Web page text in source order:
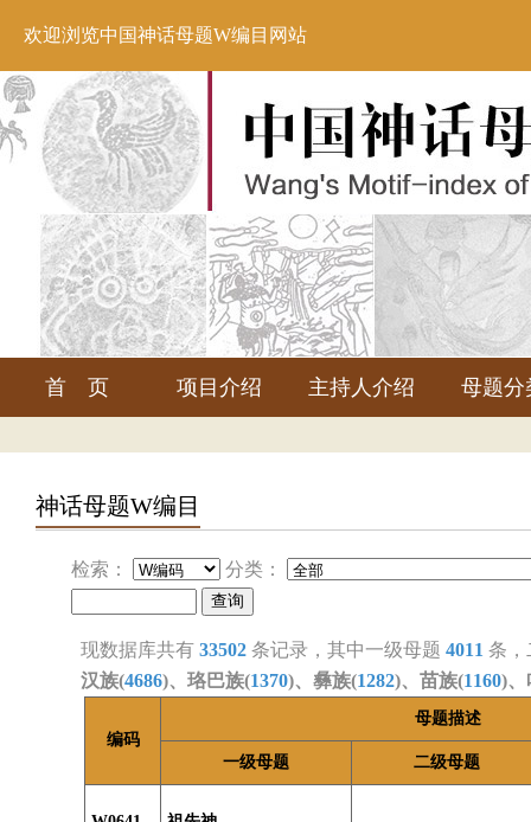
欢迎浏览中国神话母题W编目网站
首 页 项目介绍 主持人介绍 母题分
神话母题W编目
检索： 分类：
现数据库共有 33502 条记录，其中一级母题 4011 条
汉族(4686)、珞巴族(1370)、彝族(1282)、苗族(1160)、
编码
母题描述
一级母题 二级母题